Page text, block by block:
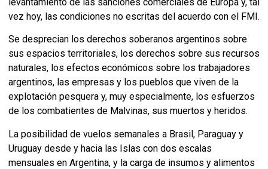
vez hoy, las condiciones no escritas del acuerdo con el FMI.
Se desprecian los derechos soberanos argentinos sobre
sus espacios territoriales, los derechos sobre sus recursos
naturales, los efectos económicos sobre los trabajadores
argentinos, las empresas y los pueblos que viven de la
explotación pesquera y, muy especialmente, los esfuerzos
de los combatientes de Malvinas, sus muertos y heridos.
La posibilidad de vuelos semanales a Brasil, Paraguay y
Uruguay desde y hacia las Islas con dos escalas
mensuales en Argentina, y la carga de insumos y alimentos